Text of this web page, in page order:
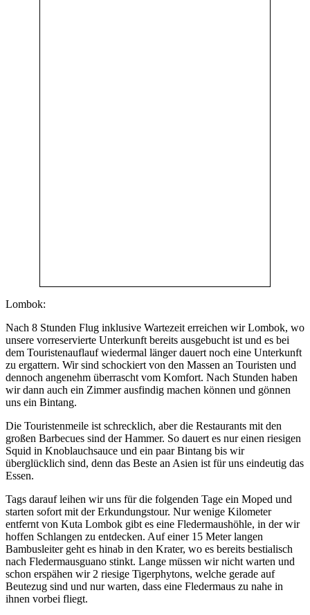
Lombok:
Nach 8 Stunden Flug inklusive Wartezeit erreichen wir Lombok, wo
unsere vorreservierte Unterkunft bereits ausgebucht ist und es bei
dem Touristenauflauf wiedermal länger dauert noch eine Unterkunft
zu ergattern. Wir sind schockiert von den Massen an Touristen und
dennoch angenehm überrascht vom Komfort. Nach Stunden haben
wir dann auch ein Zimmer ausfindig machen können und gönnen
uns ein Bintang.
Die Touristenmeile ist schrecklich, aber die Restaurants mit den
großen Barbecues sind der Hammer. So dauert es nur einen riesigen
Squid in Knoblauchsauce und ein paar Bintang bis wir
überglücklich sind, denn das Beste an Asien ist für uns eindeutig das
Essen.
Tags darauf leihen wir uns für die folgenden Tage ein Moped und
starten sofort mit der Erkundungstour. Nur wenige Kilometer
entfernt von Kuta Lombok gibt es eine Fledermaushöhle, in der wir
hoffen Schlangen zu entdecken. Auf einer 15 Meter langen
Bambusleiter geht es hinab in den Krater, wo es bereits bestialisch
nach Fledermausguano stinkt. Lange müssen wir nicht warten und
schon erspähen wir 2 riesige Tigerphytons, welche gerade auf
Beutezug sind und nur warten, dass eine Fledermaus zu nahe in
ihnen vorbei fliegt.